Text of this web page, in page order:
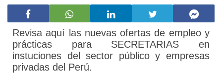
Revisa aquí las nuevas ofertas de empleo y
prácticas para SECRETARIAS en
instuciones del sector público y empresas
privadas del Perú.